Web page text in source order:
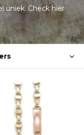
uniek. Check hier